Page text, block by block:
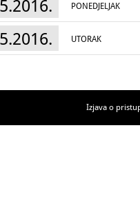
PONEDJELJAK
UTORAK
Izjava o